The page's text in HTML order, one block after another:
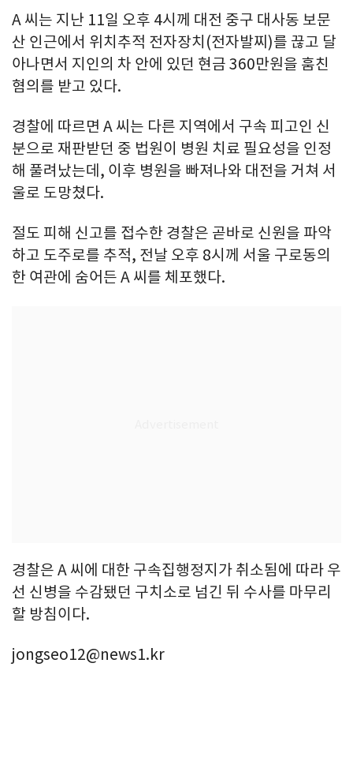
A 씨는 지난 11일 오후 4시께 대전 중구 대사동 보문
산 인근에서 위치추적 전자장치(전자발찌)를 끊고 달
아나면서 지인의 차 안에 있던 현금 360만원을 훔친
혐의를 받고 있다.
경찰에 따르면 A 씨는 다른 지역에서 구속 피고인 신
분으로 재판받던 중 법원이 병원 치료 필요성을 인정
해 풀려났는데, 이후 병원을 빠져나와 대전을 거쳐 서
울로 도망쳤다.
절도 피해 신고를 접수한 경찰은 곧바로 신원을 파악
하고 도주로를 추적, 전날 오후 8시께 서울 구로동의
한 여관에 숨어든 A 씨를 체포했다.
경찰은 A 씨에 대한 구속집행정지가 취소됨에 따라 우
선 신병을 수감됐던 구치소로 넘긴 뒤 수사를 마무리
할 방침이다.
jongseo12@news1.kr